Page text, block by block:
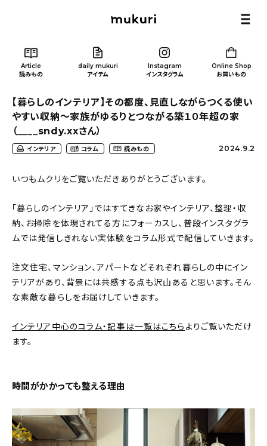
Article
読みもの
daily mukuri
アイテム
Instagram
インスタグラム
Online Shop
お買いもの
新着記事
おすすめの記事
インテリア
暮らし
【暮らしのインテリア】その都度、見直しながらつくる使い
やすい収納〜家族がゆるりとつながる築１０年超の家
（____sndy.xxさん）
インテリア コラム 読みもの 2024.9.2
いつもムクリをご覧いただきありがとうございます。
「暮らしのインテリア」ではすてきなお家やインテリア、整理・収
納、お掃除を体現されてる方にフォーカスし、普段インスタグラ
ムでは発信しきれない実体験をコラム形式で配信していきます。
注文住宅、マンション、アパートなどそれぞれ暮らしの中にイン
テリアがあり、背景には共感する点も沢山あると思います。そん
な素敵な暮らしをお届けしていきます。
インテリア中心のコラム・記事は一覧はこちら よりご覧いただけ
ます。
時間がかかっても整える理由